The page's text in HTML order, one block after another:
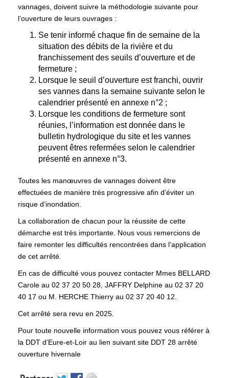
vannages, doivent suivre la méthodologie suivante pour
l’ouverture de leurs ouvrages :
Se tenir informé chaque fin de semaine de la
situation des débits de la rivière et du
franchissement des seuils d’ouverture et de
fermeture ;
Lorsque le seuil d’ouverture est franchi, ouvrir
ses vannes dans la semaine suivante selon le
calendrier présenté en annexe n°2 ;
Lorsque les conditions de fermeture sont
réunies, l’information est donnée dans le
bulletin hydrologique du site et les vannes
peuvent êtres refermées selon le calendrier
présenté en annexe n°3.
Toutes les manœuvres de vannages doivent être
effectuées de manière très progressive afin d’éviter un
risque d’inondation.
La collaboration de chacun pour la réussite de cette
démarche est très importante. Nous vous remercions de
faire remonter les difficultés rencontrées dans l’application
de cet arrêté.
En cas de difficulté vous pouvez contacter Mmes BELLARD
Carole au 02 37 20 50 28, JAFFRY Delphine au 02 37 20
40 17 ou M. HERCHE Thierry au 02 37 20 40 12.
Cet arrêté sera revu en 2025.
Pour toute nouvelle information vous pouvez vous référer à
la DDT d’Eure-et-Loir au lien suivant site DDT 28 arrêté
ouverture hivernale